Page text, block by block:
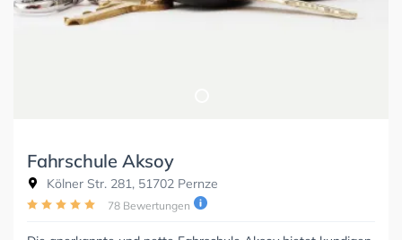
Fahrschule Aksoy
Kölner Str. 281, 51702 Pernze
78 Bewertungen